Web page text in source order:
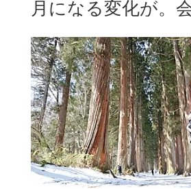
月になる変化が。
屋の「羊羹ファン
をお取...